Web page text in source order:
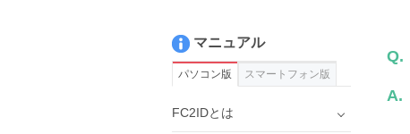
Q.
A.
マニュアル
パソコン版 スマートフォン版
FC2IDとは